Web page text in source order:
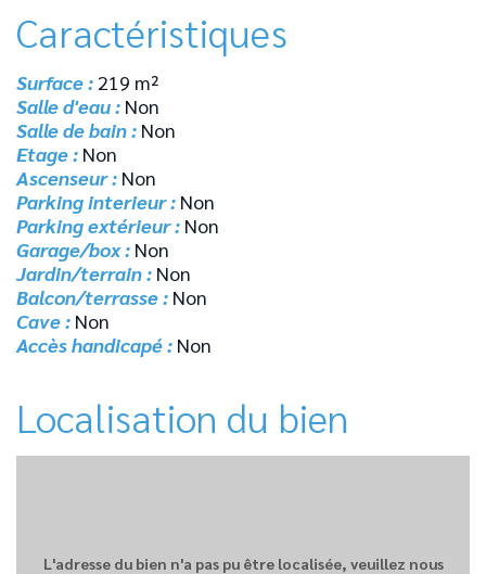
Caractéristiques
Surface :219 m²
Salle d'eau : Non
Salle de bain : Non
Etage : Non
Ascenseur : Non
Parking interieur : Non
Parking extérieur : Non
Garage/box : Non
Jardin/terrain : Non
Balcon/terrasse : Non
Cave : Non
Accès handicapé : Non
Localisation du bien
L'adresse du bien n'a pas pu être localisée, veuillez nous